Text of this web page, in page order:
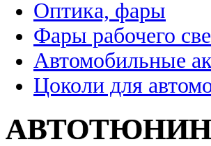
Оптика, фары
Фары рабочего
Автомобильные
Цоколи для